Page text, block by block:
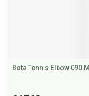
Bota Tennis Elbow 090 M